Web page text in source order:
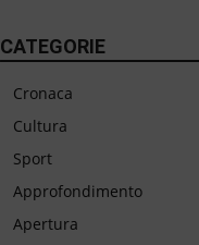
CATEGORIE
Cronaca
Cultura
Sport
Approfondimento
Apertura